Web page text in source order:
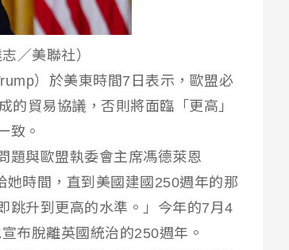
／美聯社）
）於美東時間7日表示，歐盟必
的貿易協議，否則將面臨「更高」
致。
題與歐盟執委會主席馮德萊恩
她時間，直到美國建國250週年的那
跳升到更高的水準。」今年的7月4
布脫離英國統治的250週年。